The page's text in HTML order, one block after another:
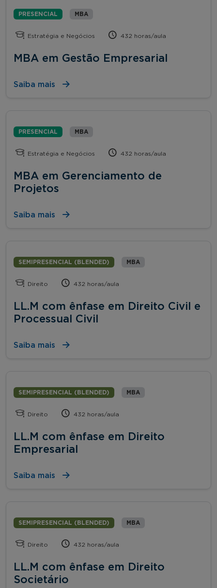
PRESENCIAL MBA
Estratégia e Negócios 432 horas/aula
MBA em Gestão Empresarial
Saiba mais
PRESENCIAL MBA
Estratégia e Negócios 432 horas/aula
MBA em Gerenciamento de
Projetos
Saiba mais
SEMIPRESENCIAL (BLENDED) MBA
Direito 432 horas/aula
LL.M com ênfase em Direito Civil e
Processual Civil
Saiba mais
SEMIPRESENCIAL (BLENDED) MBA
Direito 432 horas/aula
LL.M com ênfase em Direito
Empresarial
Saiba mais
SEMIPRESENCIAL (BLENDED) MBA
Direito 432 horas/aula
LL.M com ênfase em Direito
Societário